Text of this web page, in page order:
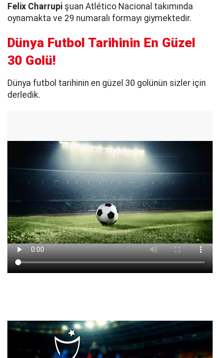
Felix Charrupi şuan Atlético Nacional takımında
oynamakta ve 29 numaralı formayı giymektedir.
Dünya Futbol Tarihinin En Güzel
30 Golü!
Dünya futbol tarihinin en güzel 30 golünün sizler için
derledik.